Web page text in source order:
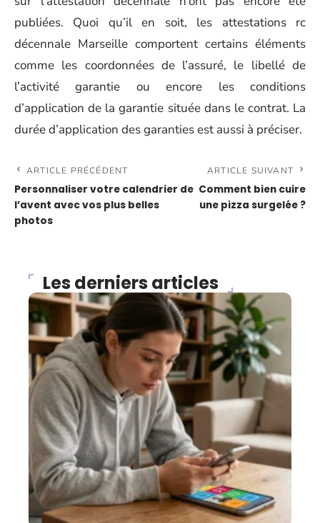
publiées. Quoi qu’il en soit, les attestations rc
décennale Marseille comportent certains éléments
comme les coordonnées de l’assuré, le libellé de
l’activité garantie ou encore les conditions
d’application de la garantie située dans le contrat. La
durée d’application des garanties est aussi à préciser.
ARTICLE PRÉCÉDENT
Personnaliser votre calendrier de
l’avent avec vos plus belles
photos
ARTICLE SUIVANT
Comment bien cuire
une pizza surgelée ?
Les derniers articles